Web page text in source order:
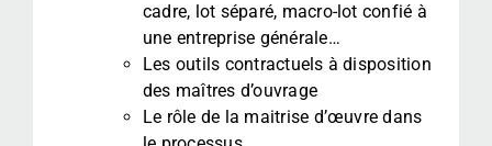
cadre, lot séparé, macro-lot confié à
une entreprise générale…
Les outils contractuels à disposition
des maîtres d’ouvrage
Le rôle de la maitrise d’œuvre dans